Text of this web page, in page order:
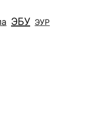
ЭБУ ЭУР